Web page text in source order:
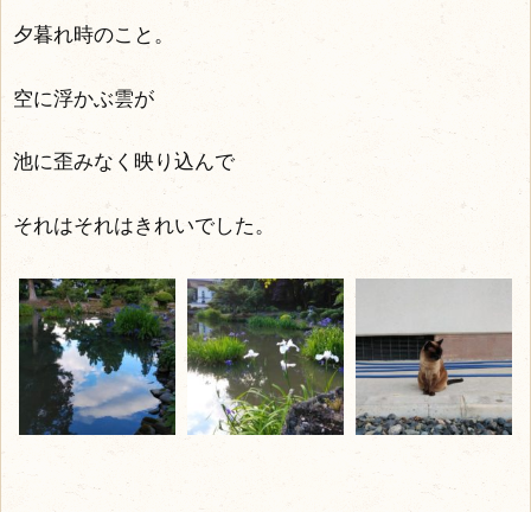
夕暮れ時のこと。
空に浮かぶ雲が
池に歪みなく映り込んで
それはそれはきれいでした。